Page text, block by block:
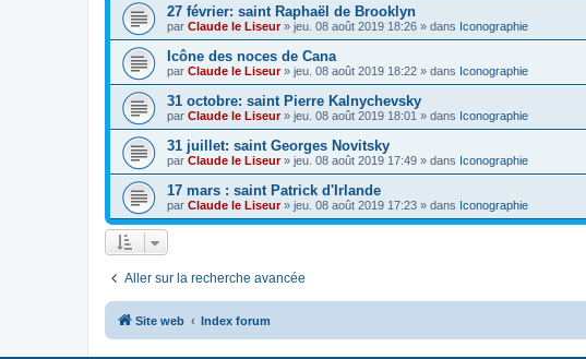
27 février: saint Raphaël de Brooklyn
par Claude le Liseur» jeu. 08 août 2019 18:26 » dans Iconographie
Icône des noces de Cana
par Claude le Liseur» jeu. 08 août 2019 18:22 » dans Iconographie
31 octobre: saint Pierre Kalnychevsky
par Claude le Liseur» jeu. 08 août 2019 18:01 » dans Iconographie
31 juillet: saint Georges Novitsky
par Claude le Liseur» jeu. 08 août 2019 17:49 » dans Iconographie
17 mars : saint Patrick d'Irlande
par Claude le Liseur» jeu. 08 août 2019 17:23 » dans Iconographie
Aller sur la recherche avancée
Site web Index forum